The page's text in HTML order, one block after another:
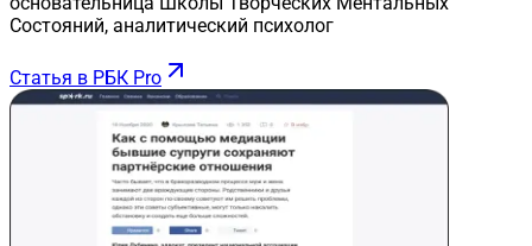
Состояний, аналитический психолог
Статья в РБК Pro